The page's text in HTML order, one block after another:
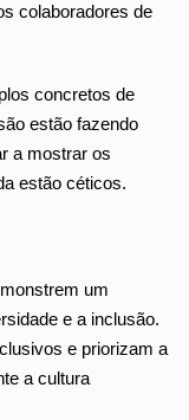
colaboradores de
concretos de
estão fazendo
a mostrar os
estão céticos.
um
e a inclusão.
e priorizam a
a cultura